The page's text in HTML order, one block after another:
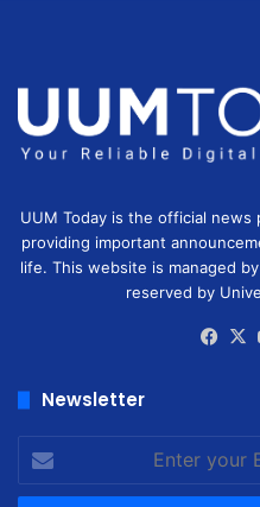
UUM Today is the official news
providing important
life. This website is managed
reserved by
Newsletter
your
Email